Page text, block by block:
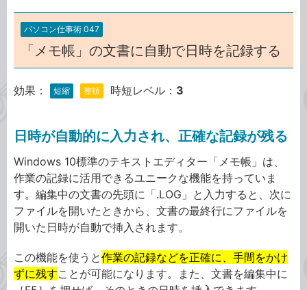
パソコン仕事術 047
「メモ帳」の文書に自動で日時を記録する
効果： 短縮 整頓 時短レベル： 3
日時が自動的に入力され、正確な記録が残る
Windows 10標準のテキストエディター「メモ帳」は、
作業の記録に活用できるユニークな機能を持っていま
す。編集中の文書の先頭に「.LOG」と入力すると、次に
ファイルを開いたときから、文書の最終行にファイルを
開いた日時が自動で挿入されます。
この機能を使うと作業の記録などを正確に、手間をかけ
ずに残すことが可能になります。また、文書を編集中に